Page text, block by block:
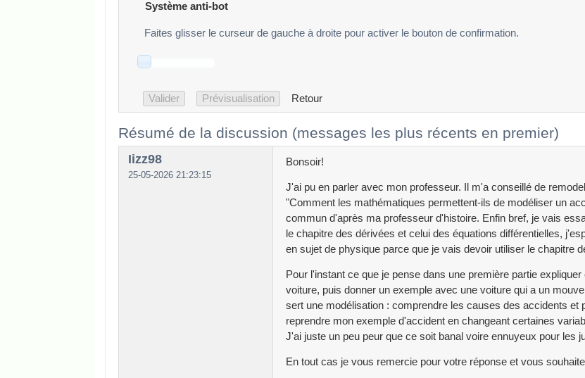
Système anti-bot
Faites glisser le curseur de gauche à droite pour activer le bouton de confirmation.
Retour
Résumé de la discussion (messages les plus récents en premier)
Iizz98
25-05-2026 21:23:15
Bonsoir!
J'ai pu en parler avec mon professeur. Il m'a conseillé de
"Comment les mathématiques permettent-ils de modéliser un
commun d'après ma professeur d'histoire. Enfin bref, je vais
le chapitre des dérivées et celui des équations différentielles,
en sujet de physique parce que je vais devoir utiliser le chapitre
Pour l'instant ce que je pense dans une première partie
voiture, puis donner un exemple avec une voiture qui a un
sert une modélisation : comprendre les causes des accidents et
reprendre mon exemple d'accident en changeant certaines
J'ai juste un peu peur que ce soit banal voire ennuyeux pour les
En tout cas je vous remercie pour votre réponse et vous